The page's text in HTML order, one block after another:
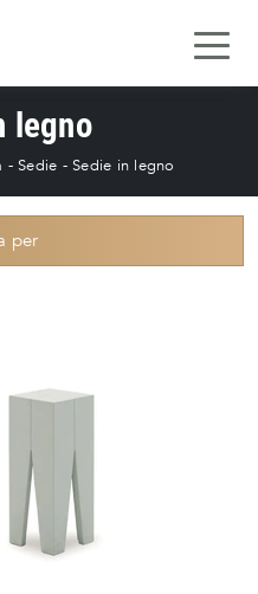
legno
- Sedie - Sedie in legno
per